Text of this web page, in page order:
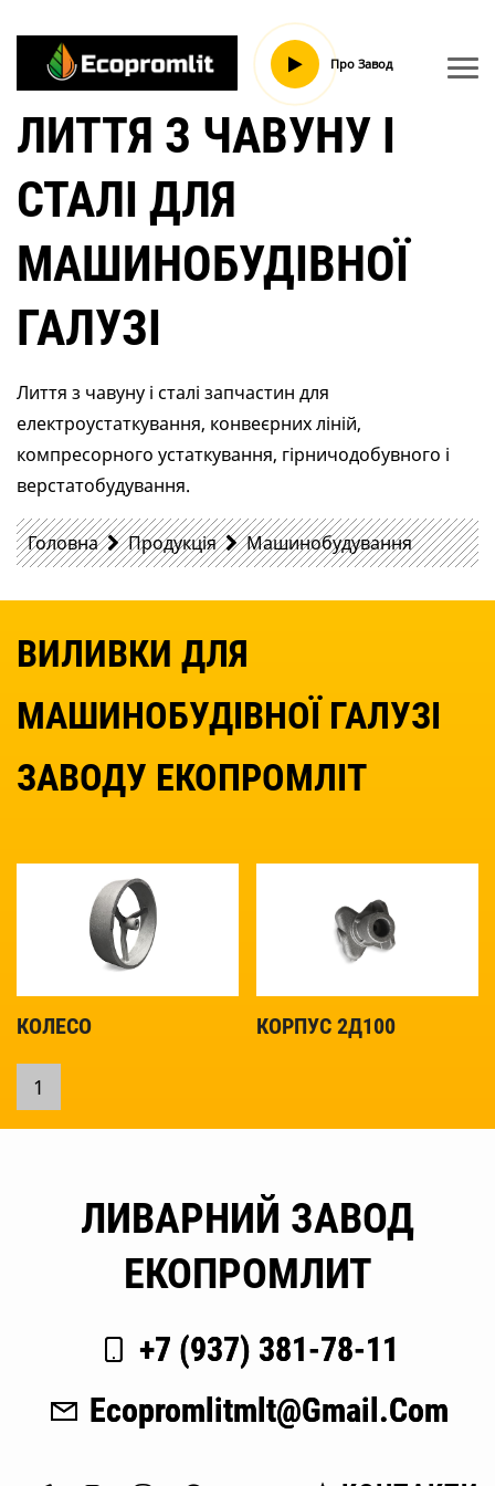
Про Завод
ЛИТТЯ З ЧАВУНУ І
СТАЛІ ДЛЯ
МАШИНОБУДІВНОЇ
ГАЛУЗІ
Лиття з чавуну і сталі запчастин для
електроустаткування, конвеєрних ліній,
компресорного устаткування, гірничодобувного і
верстатобудування.
Головна Продукція Машинобудування
ВИЛИВКИ ДЛЯ
МАШИНОБУДІВНОЇ ГАЛУЗІ
ЗАВОДУ ЕКОПРОМЛІТ
КОЛЕСО КОРПУС 2Д100
1
ЛИВАРНИЙ ЗАВОД
ЕКОПРОМЛИТ
+7 (937) 381-78-11
Ecopromlitmlt@gmail.com